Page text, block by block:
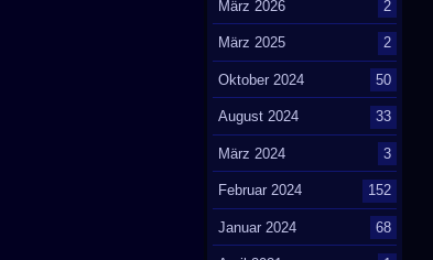
März 2026 2
März 2025 2
Oktober 2024 50
August 2024 33
März 2024 3
Februar 2024 152
Januar 2024 68